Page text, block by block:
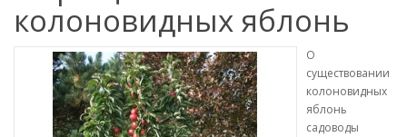
колоновидных яблонь
О
существовании
колоновидных
яблонь
садоводы